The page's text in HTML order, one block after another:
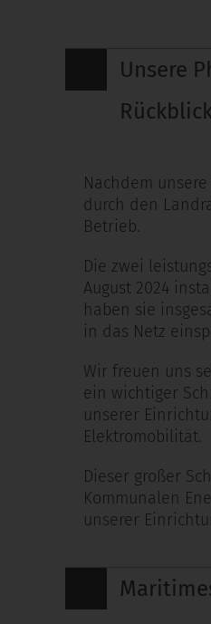
Unsere
Nachdem
durch den
Betrieb.
Die zwei
August 2024
haben sie
in das Netz
Wir freuen uns
ein wichtiger
unserer
Elektromobilität.
Dieser großer
Kommunalen
unserer